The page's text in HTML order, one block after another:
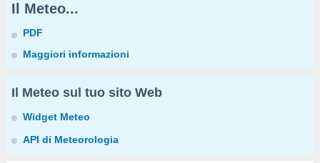
Il Meteo...
PDF
Maggiori informazioni
Il Meteo sul tuo sito Web
Widget Meteo
API di Meteorologia